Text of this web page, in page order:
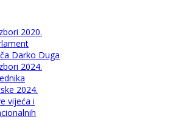
2020.
Darko Duga
2024.
2024.
vijeća i